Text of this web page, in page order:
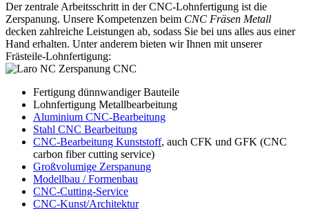
Der zentrale Arbeitsschritt in der CNC-Lohnfertigung ist die
Zerspanung. Unsere Kompetenzen beim CNC Fräsen Metall
decken zahlreiche Leistungen ab, sodass Sie bei uns alles aus einer
Hand erhalten. Unter anderem bieten wir Ihnen mit unserer
Frästeile-Lohnfertigung:
Fertigung dünnwandiger Bauteile
Lohnfertigung Metallbearbeitung
Aluminium CNC-Bearbeitung
Stahl CNC Bearbeitung
CNC-Bearbeitung Kunststoff, auch CFK und GFK (CNC
carbon fiber cutting service)
Großvolumige Zerspanung
Modellbau / Formenbau
CNC-Cutting-Service
CNC-Kunst/Architektur